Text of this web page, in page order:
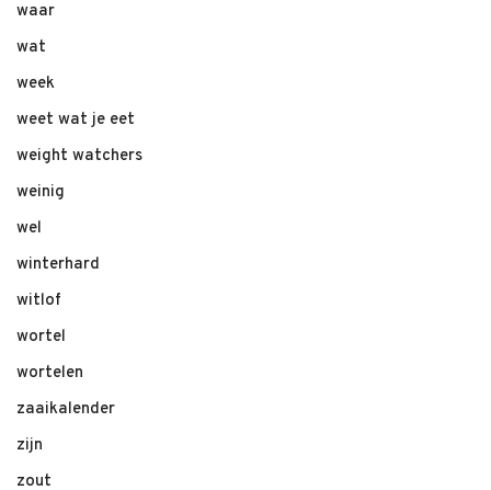
waar
wat
week
weet wat je eet
weight watchers
weinig
wel
winterhard
witlof
wortel
wortelen
zaaikalender
zijn
zout